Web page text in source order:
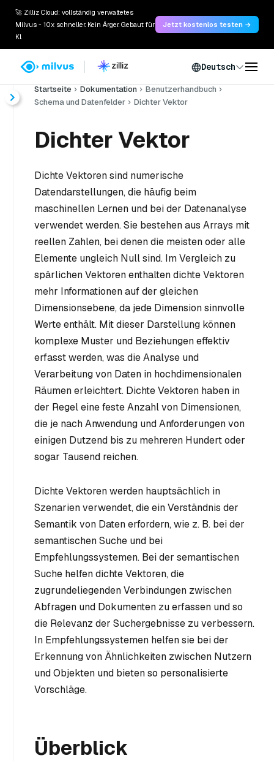
🚀 Zilliz Cloud: vollständig verwaltetes
Milvus - 10x schneller. Kein Ärger. Gebaut für
KI.
Jetzt kostenlos testen →
Deutsch
Startseite Dokumentation
Benutzerhandbuch
Schema und Datenfelder
Dichter Vektor
Dichter Vektor
Dichte Vektoren sind numerische
Datendarstellungen, die häufig beim
maschinellen Lernen und bei der Datenanalyse
verwendet werden. Sie bestehen aus Arrays mit
reellen Zahlen, bei denen die meisten oder alle
Elemente ungleich Null sind. Im Vergleich zu
spärlichen Vektoren enthalten dichte Vektoren
mehr Informationen auf der gleichen
Dimensionsebene, da jede Dimension sinnvolle
Werte enthält. Mit dieser Darstellung können
komplexe Muster und Beziehungen effektiv
erfasst werden, was die Analyse und
Verarbeitung von Daten in hochdimensionalen
Räumen erleichtert. Dichte Vektoren haben in
der Regel eine feste Anzahl von Dimensionen,
die je nach Anwendung und Anforderungen von
einigen Dutzend bis zu mehreren Hundert oder
sogar Tausend reichen.
Dichte Vektoren werden hauptsächlich in
Szenarien verwendet, die ein Verständnis der
Semantik von Daten erfordern, wie z. B. bei der
semantischen Suche und bei
Empfehlungssystemen. Bei der semantischen
Suche helfen dichte Vektoren, die
zugrundeliegenden Verbindungen zwischen
Abfragen und Dokumenten zu erfassen und so
die Relevanz der Suchergebnisse zu verbessern.
In Empfehlungssystemen helfen sie bei der
Erkennung von Ähnlichkeiten zwischen Nutzern
und Objekten und bieten so personalisierte
Vorschläge.
Überblick